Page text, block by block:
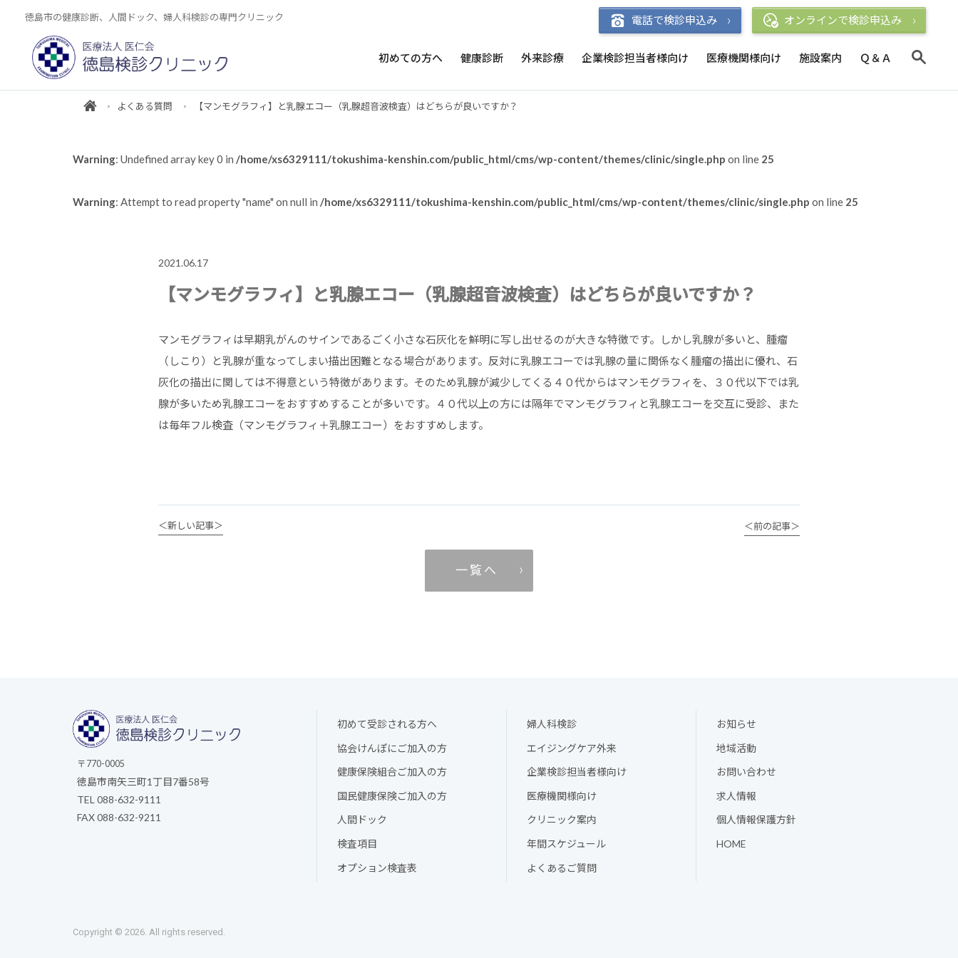
徳島市の健康診断、人間ドック、婦人科検診の専門クリニック 電話で検診申込み オンラインで検診申込み
初めての方へ 健康診断 外来診療 企業検診担当者様向け 医療機関様向け 施設案内 Ｑ＆Ａ
よくある質問 【マンモグラフィ】と乳腺エコー（乳腺超音波検査）はどちらが良いですか？
Warning: Undefined array key 0 in /home/xs6329111/tokushima-kenshin.com/public_html/cms/wp-content/themes/clinic/single.php on line 25
Warning: Attempt to read property "name" on null in /home/xs6329111/tokushima-kenshin.com/public_html/cms/wp-content/themes/clinic/single.php on line 25
2021.06.17
【マンモグラフィ】と乳腺エコー（乳腺超音波検査）はどちらが良いですか？
マンモグラフィは早期乳がんのサインであるごく小さな石灰化を鮮明に写し出せるのが大きな特徴です。しかし乳腺が多いと、腫瘤
（しこり）と乳腺が重なってしまい描出困難となる場合があります。反対に乳腺エコーでは乳腺の量に関係なく腫瘤の描出に優れ、石
灰化の描出に関しては不得意という特徴があります。そのため乳腺が減少してくる４０代からはマンモグラフィを、３０代以下では乳
腺が多いため乳腺エコーをおすすめすることが多いです。４０代以上の方には隔年でマンモグラフィと乳腺エコーを交互に受診、また
は毎年フル検査（マンモグラフィ＋乳腺エコー）をおすすめします。
＜新しい記事＞ ＜前の記事＞
一 覧 へ
初めて受診される方へ
協会けんぽにご加入の方
健康保険組合ご加入の方
国民健康保険ご加入の方
人間ドック
検査項目
オプション検査表
婦人科検診
エイジングケア外来
企業検診担当者様向け
医療機関様向け
クリニック案内
年間スケジュール
よくあるご質問
お知らせ
地域活動
お問い合わせ
求人情報
個人情報保護方針
HOME
〒770-0005
徳島市南矢三町1丁目7番58号
TEL 088-632-9111
FAX 088-632-9211
Copyright © 2026. All rights reserved.